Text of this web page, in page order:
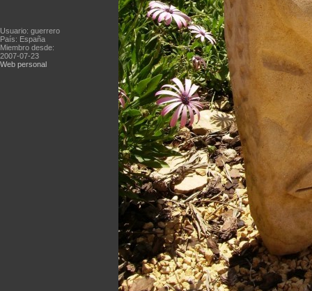
Usuario: guerrero
País: España
Miembro desde:
2007-07-23
Web personal